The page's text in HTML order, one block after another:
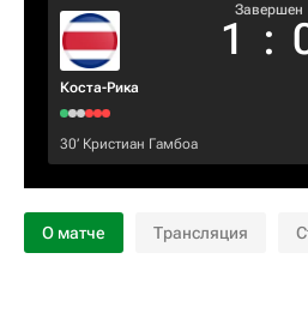
Коста-Рика
Завершен
1 :
30‎’‎ Кристиан Гамбоа
О матче Трансляция